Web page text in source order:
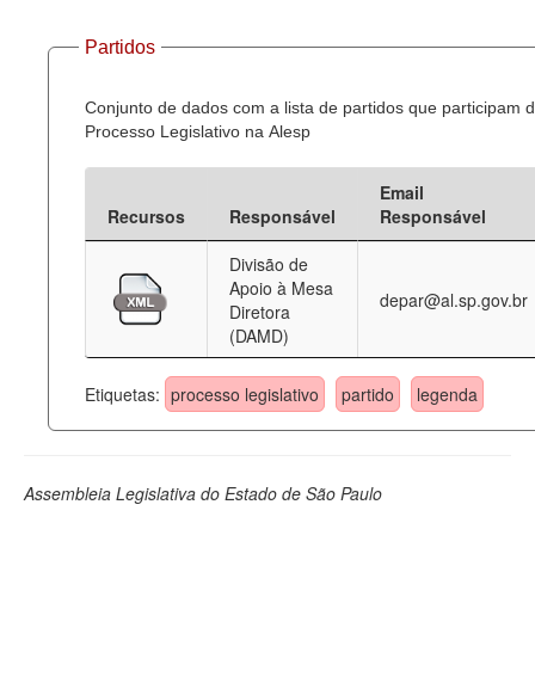
Partidos
Conjunto de dados com a lista de partidos que participam
Processo Legislativo na Alesp
Recursos Responsável
Email
Responsável
Divisão de
Apoio à Mesa
Diretora
(DAMD)
depar@al.sp.gov.br
Etiquetas: processo legislativo partido legenda
Assembleia Legislativa do Estado de São Paulo